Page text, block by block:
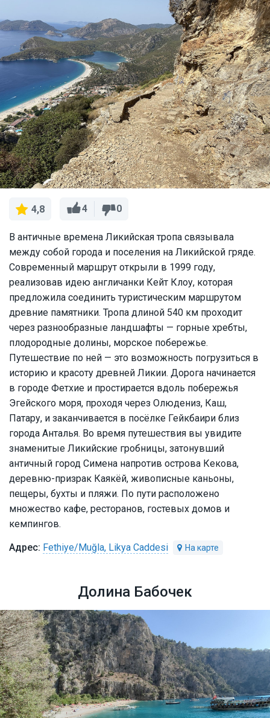
4,8 4 0
В античные времена Ликийская тропа связывала
между собой города и поселения на Ликийской гряде.
Современный маршрут открыли в 1999 году,
реализовав идею англичанки Кейт Клоу, которая
предложила соединить туристическим маршрутом
древние памятники. Тропа длиной 540 км проходит
через разнообразные ландшафты — горные хребты,
плодородные долины, морское побережье.
Путешествие по ней — это возможность погрузиться в
историю и красоту древней Ликии. Дорога начинается
в городе Фетхие и простирается вдоль побережья
Эгейского моря, проходя через Олюдениз, Каш,
Патару, и заканчивается в посёлке Гейкбаири близ
города Анталья. Во время путешествия вы увидите
знаменитые Ликийские гробницы, затонувший
античный город Симена напротив острова Кекова,
деревню-призрак Каякёй, живописные каньоны,
пещеры, бухты и пляжи. По пути расположено
множество кафе, ресторанов, гостевых домов и
кемпингов.
Fethiye/Muğla, Likya Caddesi
Долина Бабочек